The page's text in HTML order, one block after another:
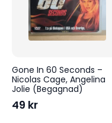
Gone In 60 Seconds –
Nicolas Cage, Angelina
Jolie (Begagnad)
49 kr